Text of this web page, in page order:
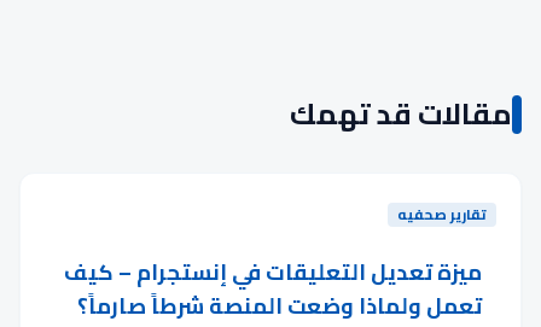
مقالات قد تهمك
تقارير صحفيه
ميزة تعديل التعليقات في إنستجرام – كيف
تعمل ولماذا وضعت المنصة شرطاً صارماً؟